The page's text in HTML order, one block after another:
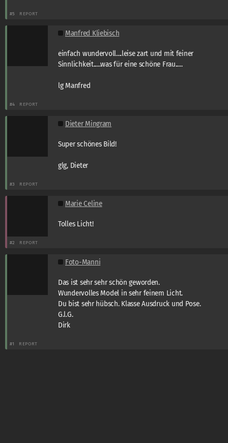
#5 REPORT
Manfred Kliebisch
einfach wundervoll....leise zart und mit feiner
Sinnlichkeit.....was für eine schöne Frau.....
lg Manfred
#4 REPORT
Dieter Mingram
Super schönes Bild!
glg, Dieter
#3 REPORT
Marie Celine
Tolles Licht!
#2 REPORT
Foto-Manni
Das ist sehr sehr schön geworden.
Wundervolles Model in sehr feinem Licht.
Du bist sehr hübsch. Klasse Ausdruck und Pose.
G.l.G.
Dirk
#1 REPORT